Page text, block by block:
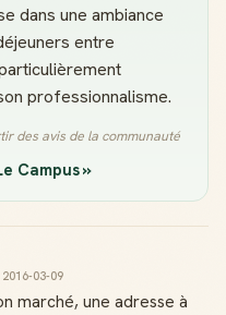
dans une ambiance
entre
professionnalisme.
des avis de la communauté
Campus »
2016-03-09
marché, une adresse à